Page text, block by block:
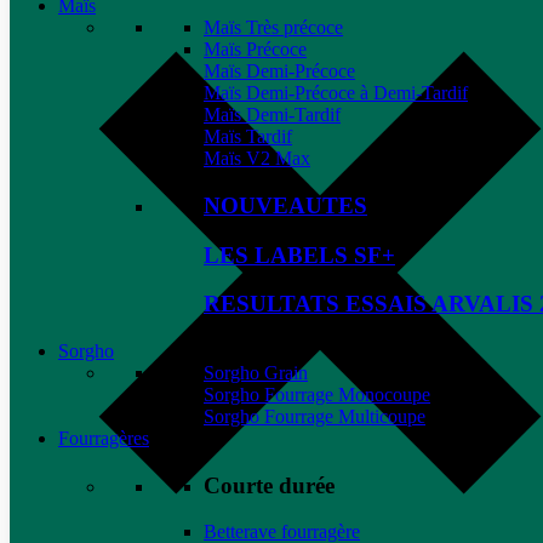
Maïs
Maïs Très précoce
Maïs Précoce
Maïs Demi-Précoce
Maïs Demi-Précoce à Demi-Tardif
Maïs Demi-Tardif
Maïs Tardif
Maïs V2 Max
NOUVEAUTES
LES LABELS SF+
RESULTATS ESSAIS ARVALIS
Sorgho
Sorgho Grain
Sorgho Fourrage Monocoupe
Sorgho Fourrage Multicoupe
Fourragères
Courte durée
Betterave fourragère